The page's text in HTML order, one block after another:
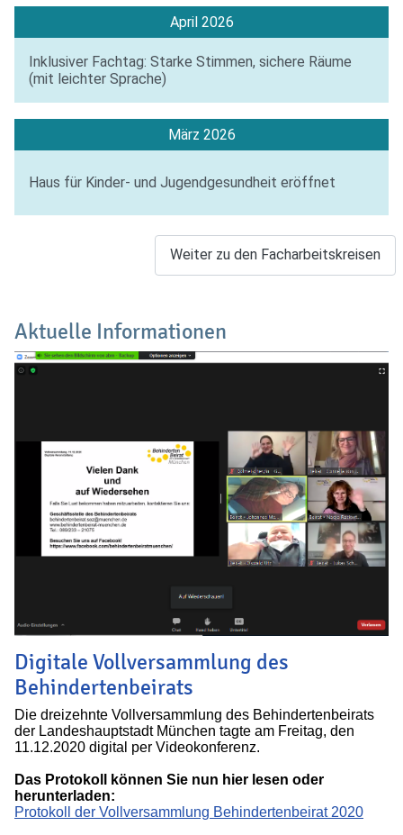
April 2026
Inklusiver Fachtag: Starke Stimmen, sichere Räume
(mit leichter Sprache)
März 2026
Haus für Kinder- und Jugendgesundheit eröffnet
Weiter zu den Facharbeitskreisen
Aktuelle Informationen
Digitale Vollversammlung des
Behindertenbeirats
Die dreizehnte Vollversammlung des Behindertenbeirats
der Landeshauptstadt München tagte am Freitag, den
11.12.2020 digital per Videokonferenz.
Das Protokoll können Sie nun hier lesen oder
herunterladen:
Protokoll der Vollversammlung Behindertenbeirat 2020